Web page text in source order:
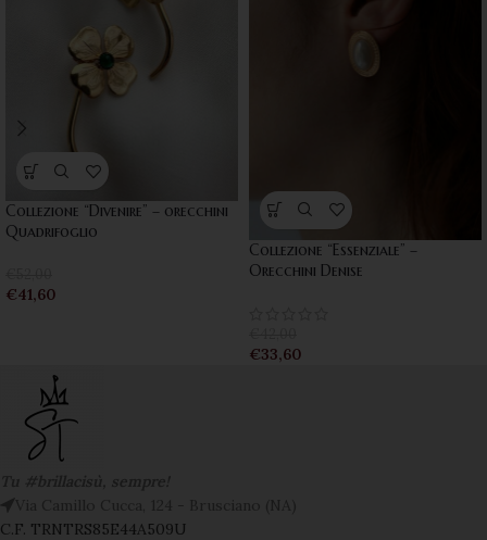
Collezione “Divenire” – orecchini
Quadrifoglio
€41,60
Collezione “Essenziale” –
Orecchini Denise
€33,60
C.F. TRNTRS85E44A509U